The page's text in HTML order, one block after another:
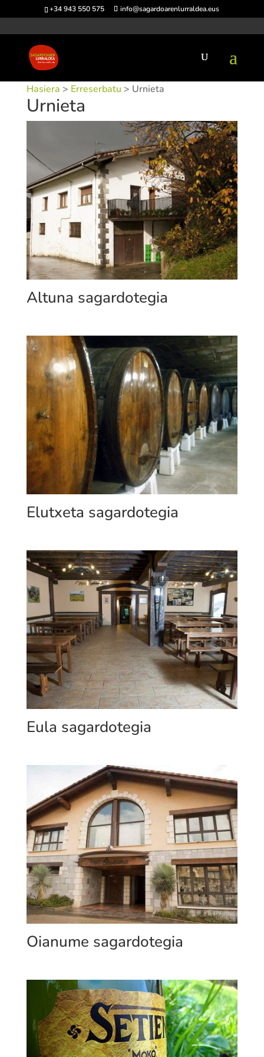
+34 943 550 575 info@sagardoarenlurraldea.eus
Hasiera > Erreserbatu > Urnieta
Urnieta
Altuna sagardotegia
Elutxeta sagardotegia
Eula sagardotegia
Oianume sagardotegia